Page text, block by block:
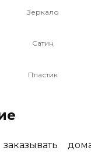
Зеркало
Сатин
Пластик